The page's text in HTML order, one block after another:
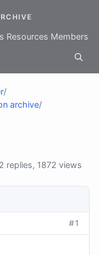
Resources Members
/
archive/
replies, 1872 views
#1